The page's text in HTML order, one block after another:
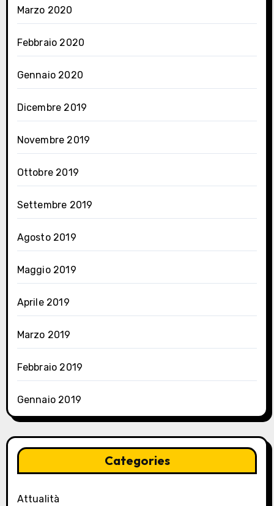
Marzo 2020
Febbraio 2020
Gennaio 2020
Dicembre 2019
Novembre 2019
Ottobre 2019
Settembre 2019
Agosto 2019
Maggio 2019
Aprile 2019
Marzo 2019
Febbraio 2019
Gennaio 2019
Categories
Attualità